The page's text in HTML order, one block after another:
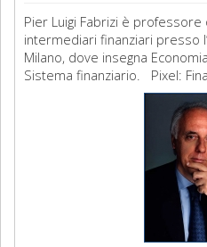
Pier Luigi Fabrizi è
intermediari finanziari presso
Milano, dove insegna
Sistema finanziario. Pixel: